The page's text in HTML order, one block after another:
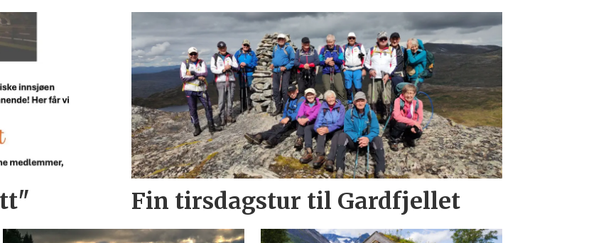
Fin tirsdagstur til Gardfjellet